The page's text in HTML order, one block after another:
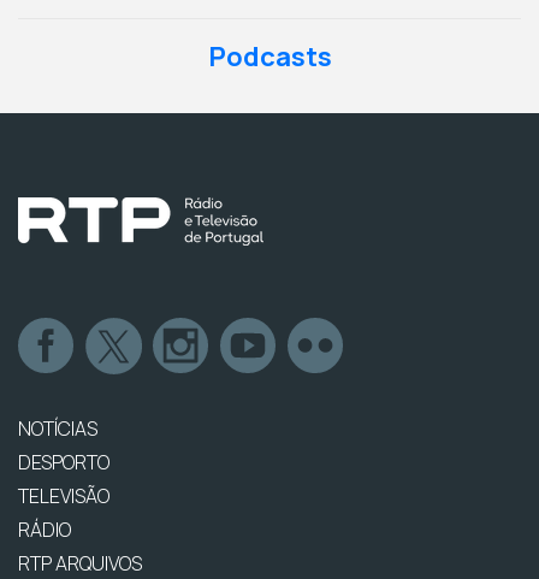
Podcasts
NOTÍCIAS
DESPORTO
TELEVISÃO
RÁDIO
RTP ARQUIVOS